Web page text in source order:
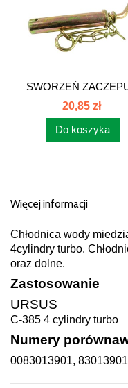
SWORZEŃ
20,85 zł
Do koszyka
Więcej informacji
Chłodnica wody
4cylindry turbo.
oraz dolne.
Zastosowanie
URSUS
C-385 4 cylindry turbo
Numery
0083013901, 83013901